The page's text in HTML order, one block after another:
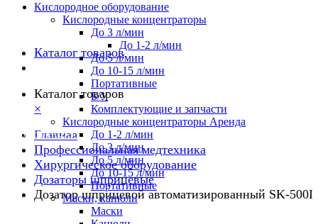
Кислородное оборудование
Кислородные концентраторы
До 3 л/мин
До 1-2 л/мин
До 5 л/мин
До 10-15 л/мин
Портативные
Б/У
Комплектующие и запчасти
Кислородные концентраторы Аренда
До 1-2 л/мин
До 3 л/мин
До 5 л/мин
До 10-15 л/мин
Портативные
Маски, канюли
Маски
Каталог товаров
Каталог товаров
×
8 800 551 02 33
Главная
Профессиональная медтехника
Хирургическое оборудование
Дозаторы шприцевые
Дозатор шприцевой автоматизированный SK-500I